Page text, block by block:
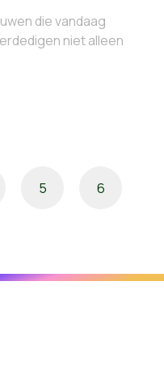
die vandaag
niet alleen
5 6